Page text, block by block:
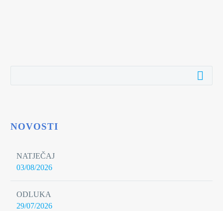
NOVOSTI
NATJEČAJ
03/08/2026
ODLUKA
29/07/2026